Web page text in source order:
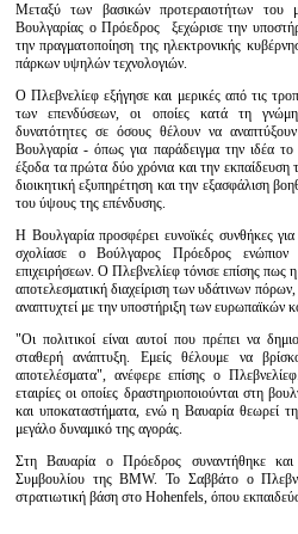
Μεταξύ των βασικών προτεραιοτήτων του
Βουλγαρίας ο Πρόεδρος ξεχώρισε την
την πραγματοποίηση της ηλεκτρονικής
πάρκων υψηλών τεχνολογιών.
Ο Πλεβνελίεφ εξήγησε και μερικές από τις
των επενδύσεων, οι οποίες κατά τη
δυνατότητες σε όσους θέλουν να αναπτύξουν
Βουλγαρία - όπως για παράδειγμα την ιδέα
έξοδα τα πρώτα δύο χρόνια και την εκπαίδευση
διοικητική εξυπηρέτηση και την εξασφάλιση
του ύψους της επένδυσης.
Η Βουλγαρία προσφέρει ευνοϊκές συνθήκες
σχολίασε ο Βούλγαρος Πρόεδρος
επιχειρήσεων. Ο Πλεβνελίεφ τόνισε επίσης πως
αποτελεσματική διαχείριση των υδάτινων
αναπτυχτεί με την υποστήριξη των ευρωπαϊκών
"Οι πολιτικοί είναι αυτοί που πρέπει να
σταθερή ανάπτυξη. Εμείς θέλουμε να
αποτελέσματα", ανέφερε επίσης ο
εταιρίες οι οποίες δραστηριοποιούνται στη
και υποκαταστήματα, ενώ η Βαυαρία θεωρεί
μεγάλο δυναμικό της αγοράς.
Στη Βαυαρία ο Πρόεδρος συναντήθηκε και
Συμβουλίου της BMW. Το Σαββάτο ο
στρατιωτική βάση στο Hohenfels, όπου